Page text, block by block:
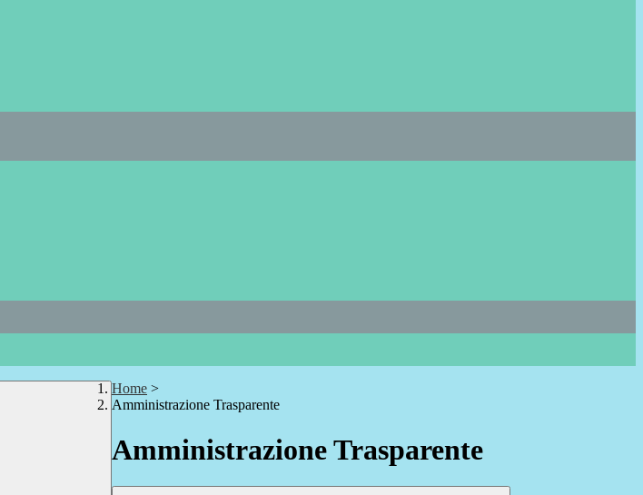
Home >
Amministrazione Trasparente
Amministrazione Trasparente